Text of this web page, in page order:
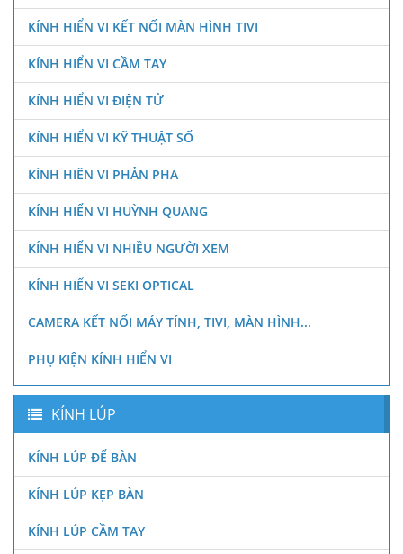
KÍNH HIỂN VI KẾT NỐI MÀN HÌNH TIVI
KÍNH HIỂN VI CẦM TAY
KÍNH HIỂN VI ĐIỆN TỬ
KÍNH HIỂN VI KỸ THUẬT SỐ
KÍNH HIÊN VI PHẢN PHA
KÍNH HIỂN VI HUỲNH QUANG
KÍNH HIỂN VI NHIỀU NGƯỜI XEM
KÍNH HIỂN VI SEKI OPTICAL
CAMERA KẾT NỐI MÁY TÍNH, TIVI, MÀN HÌNH...
PHỤ KIỆN KÍNH HIỂN VI
KÍNH LÚP
KÍNH LÚP ĐỂ BÀN
KÍNH LÚP KẸP BÀN
KÍNH LÚP CẦM TAY